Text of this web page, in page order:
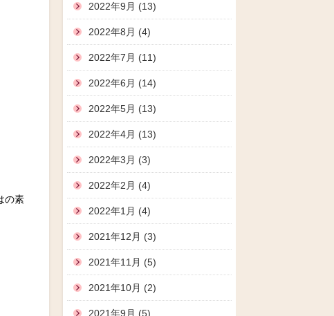
の素
2022年9月 (13)
2022年8月 (4)
2022年7月 (11)
2022年6月 (14)
2022年5月 (13)
2022年4月 (13)
2022年3月 (3)
2022年2月 (4)
2022年1月 (4)
2021年12月 (3)
2021年11月 (5)
2021年10月 (2)
2021年9月 (5)